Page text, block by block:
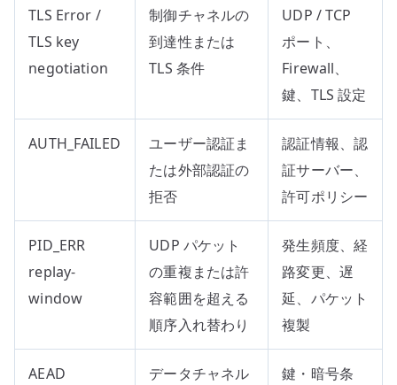
TLS Error /
TLS key
negotiation
制御チャネルの
到達性または
TLS 条件
UDP / TCP
ポート、
Firewall、
鍵、TLS 設定
AUTH_FAILED
ユーザー認証ま
たは外部認証の
拒否
認証情報、認
証サーバー、
許可ポリシー
PID_ERR
replay-
window
UDP パケット
の重複または許
容範囲を超える
順序入れ替わり
発生頻度、経
路変更、遅
延、パケット
複製
AEAD
データチャネル
鍵・暗号条